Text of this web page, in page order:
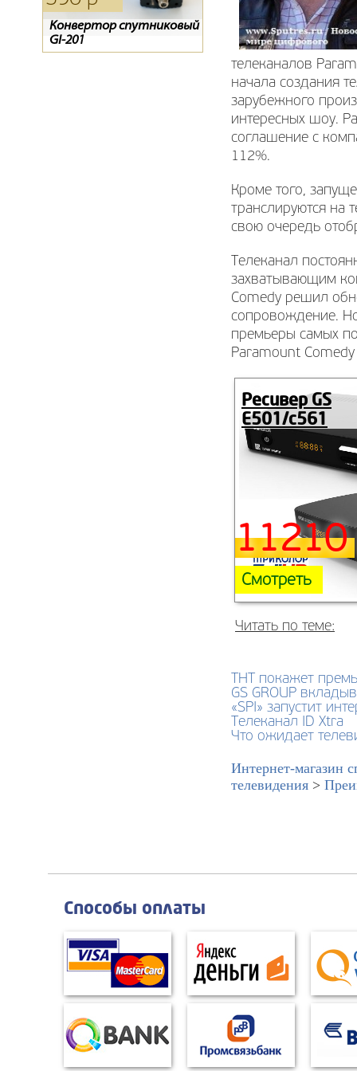
Конвертор спутниковый
GI-201
Пульт для спутникового
ресивера ТЕЛЕКАРТА
BigSAT Golden 1 CR
D-COLOR 1002HD mini
телеканалов
начала создания
зарубежного
интересных шоу.
соглашение с
112%.
Кроме того,
транслируются на
свою очередь
Телеканал
захватывающим
Comedy решил
сопровождение.
премьеры самых
Paramount
Ресивер GS
E501/c561
Смотреть
11210
Читать по теме:
ТНТ покажет
GS GROUP
«SPI» запустит
Телеканал ID Xtra
Что ожидает
Интернет-магазин
телевидения >
Способы оплаты